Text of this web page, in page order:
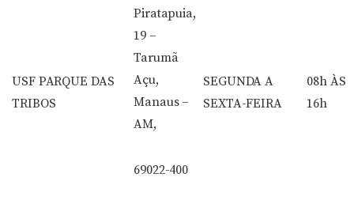
USF PARQUE DAS
TRIBOS
Piratapuia,
19 –
Tarumã
Açu,
Manaus –
AM,
69022-400
SEGUNDA A
SEXTA-FEIRA
08h ÀS
16h